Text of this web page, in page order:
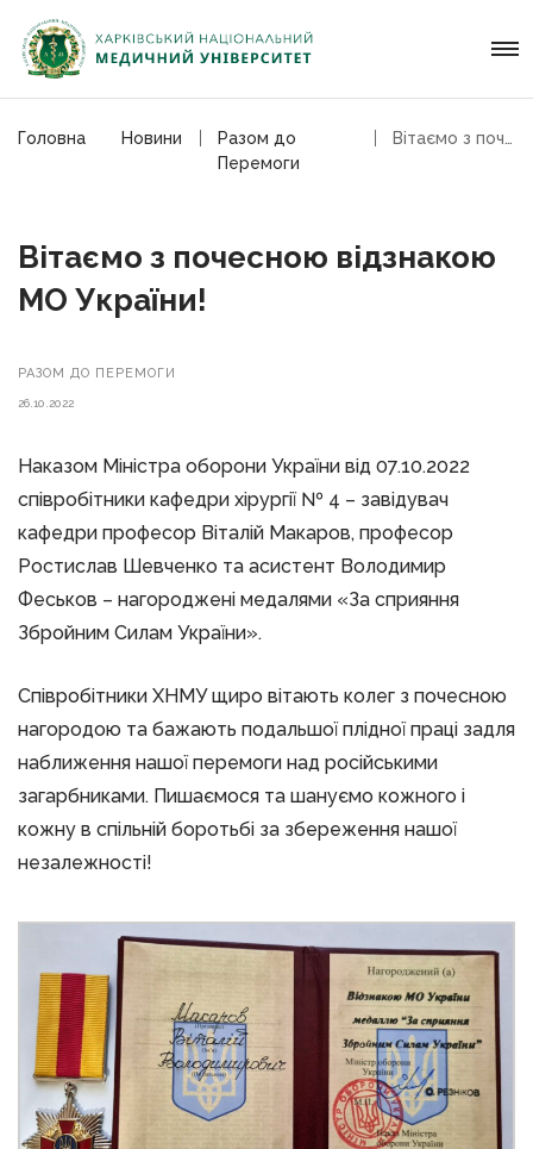
Головна Новини
Разом до
Перемоги
Вітаємо з почесною відзнакою
МО України!
РАЗОМ ДО ПЕРЕМОГИ
26.10.2022
Наказом Міністра оборони України від 07.10.2022
співробітники кафедри хірургії № 4 – завідувач
кафедри професор Віталій Макаров, професор
Ростислав Шевченко та асистент Володимир
Феськов – нагороджені медалями «За сприяння
Збройним Силам України».
Співробітники ХНМУ щиро вітають колег з почесною
нагородою та бажають подальшої плідної праці задля
наближення нашої перемоги над російськими
загарбниками. Пишаємося та шануємо кожного і
кожну в спільній боротьбі за збереження нашої
незалежності!